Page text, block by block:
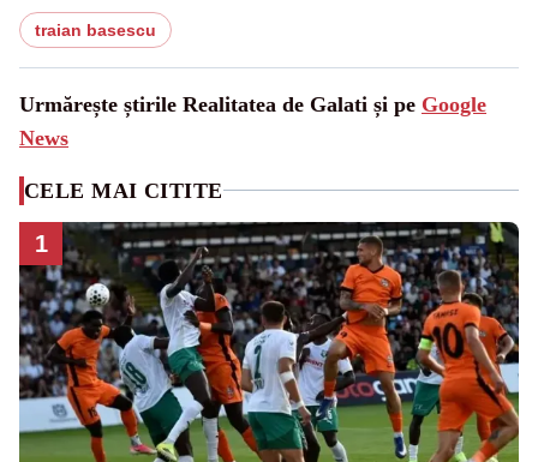
traian basescu
Urmărește știrile Realitatea de Galati și pe Google
News
CELE MAI CITITE
1